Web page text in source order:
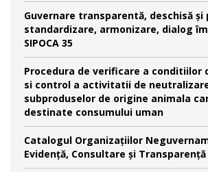
Guvernare transparentă, deschisă
standardizare, armonizare, dialog
SIPOCA 35
Procedura de verificare a conditiilor
si control a activitatii de
subproduselor de origine animala
destinate consumului uman
Catalogul Organizațiilor
Evidență, Consultare și Transparență